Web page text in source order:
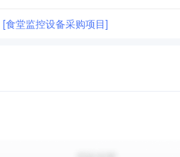
[食堂监控设备采购项目]